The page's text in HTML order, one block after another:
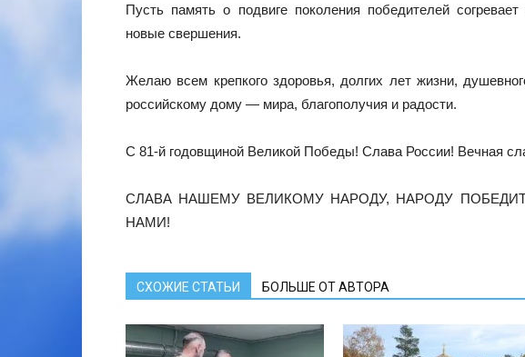
Пусть память о подвиге поколения победителей
новые свершения.
Желаю всем крепкого здоровья, долгих лет жизни,
российскому дому — мира, благополучия и радости.
С 81-й годовщиной Великой Победы! Слава России! Вечная
СЛАВА НАШЕМУ ВЕЛИКОМУ НАРОДУ, НАРОДУ
НАМИ!
СХОЖИЕ СТАТЬИ БОЛЬШЕ ОТ АВТОРА